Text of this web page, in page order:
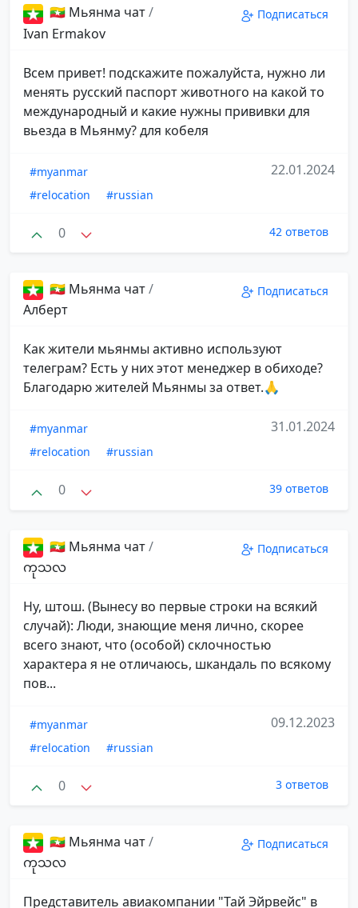
🇲🇲 Мьянма чат/
Ivan Ermakov
Подписаться
Всем привет! подскажите пожалуйста, нужно ли
менять русский паспорт животного на какой то
международный и какие нужны прививки для
вьезда в Мьянму? для кобеля
#myanmar
#relocation
#russian
22.01.2024
0 42 ответов
🇲🇲 Мьянма чат/
Алберт
Подписаться
Как жители мьянмы активно используют
телеграм? Есть у них этот менеджер в обиходе?
Благодарю жителей Мьянмы за ответ.🙏
#myanmar
#relocation
#russian
31.01.2024
0 39 ответов
🇲🇲 Мьянма чат/
ကုသလ
Подписаться
Ну, штош. (Вынесу во первые строки на всякий
случай): Люди, знающие меня лично, скорее
всего знают, что (особой) склочностью
характера я не отличаюсь, шкандаль по всякому
пов...
#myanmar
#relocation
#russian
09.12.2023
0 3 ответов
🇲🇲 Мьянма чат/
ကုသလ
Подписаться
Представитель авиакомпании "Тай Эйрвейс" в